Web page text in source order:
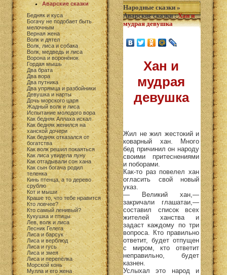
Аварские сказки
Бедняк и куса
Богачу не подобает быть
мелочным
Верная жена
Волк и дятел
Волк, лиса и собака
Волк, медведь и лиса
Ворона и воронёнок
Гордая мышь
Два брата
Два вора
Два путника
Два упрямца и разбойники
Девушка и нарты
Дочь морского царя
Жадный волк и лиса
Испытание молодого вора
Как бедняк Аллаха искал
Как бедняк женился на
ханской дочери
Как бедняк отказался от
богатства
Как волк решил покаяться
Как лиса увидела луну
Как отгадывали сон хана
Как сын богача родил
теленка
Кинь птенца, а то дерево
срублю
Кот и мыши
Краше то, что тебе нравится
Кто ловчее?
Кто самый ленивый?
Кукушка и птицы
Лев, волк и лиса
Лесник Гелега
Лиса и барсук
Лиса и верблюд
Лиса и гусь
Лиса и змея
Лиса и перепёлка
Морской конь
Мулла и его жена
Народные сказки »
Аварские сказки: Хан и
мудрая девушка
Хан и
мудрая
девушка
Жил не жил жестокий и
коварный хан. Много
бед причинил он народу
своими притеснениями
и поборами.
Как-то раз повелел хан
огласить свой новый
указ.
— Великий хан,—
закричали глашатаи,—
составил список всех
жителей ханства и
задаст каждому по три
вопроса. Кто правильно
ответит, будет отпущен
с миром, кто ответит
неправильно, будет
казнен.
Услыхал это народ и